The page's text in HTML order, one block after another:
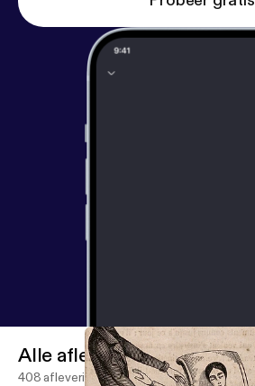
Alle afleveringen
408 afleveringen